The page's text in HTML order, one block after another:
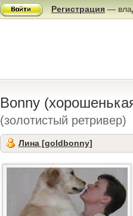
Регистрация —
Bonny
(золотистый ретривер)
Лина [goldbonny]